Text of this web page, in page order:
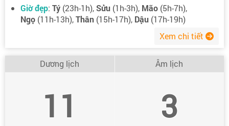
Giờ đẹp: Tý (23h-1h),Sửu (1h-3h), Mão (5h-7h),
Ngọ (11h-13h),Thân (15h-17h), Dậu (17h-19h)
Xem chi tiết
Dương lịch
11
Âm lịch
3